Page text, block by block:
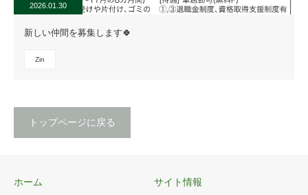
2026.01.30
新しい仲間を募集します🍀
Zin
トップページに戻る
ホーム サイト情報